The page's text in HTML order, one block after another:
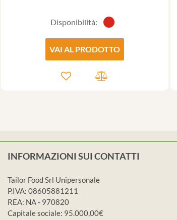
Disponibilità:
VAI AL PRODOTTO
INFORMAZIONI SUI CONTATTI
Tailor Food Srl Unipersonale
P.IVA: 08605881211
REA: NA - 970820
Capitale sociale: 95.000,00€